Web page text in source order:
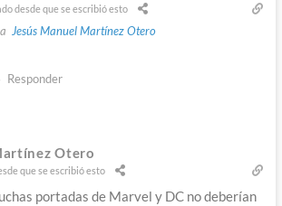
desde que se escribió esto
Jesús Manuel Martínez Otero
Responder
Otero
que se escribió esto
portadas de Marvel y DC no deberían